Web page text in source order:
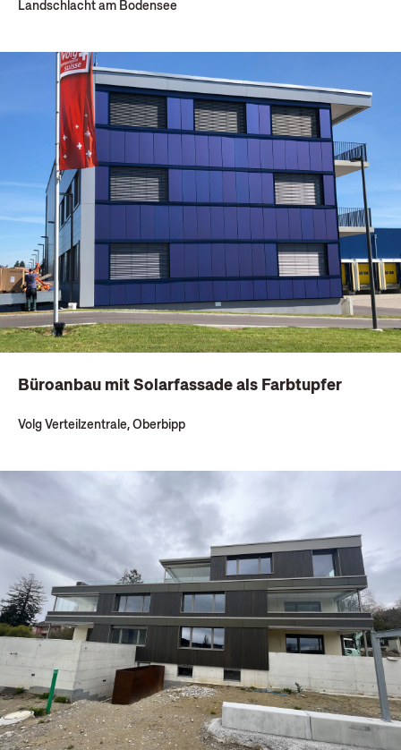
Landschlacht am Bodensee
Büroanbau mit Solarfassade als Farbtupfer
Volg Verteilzentrale, Oberbipp